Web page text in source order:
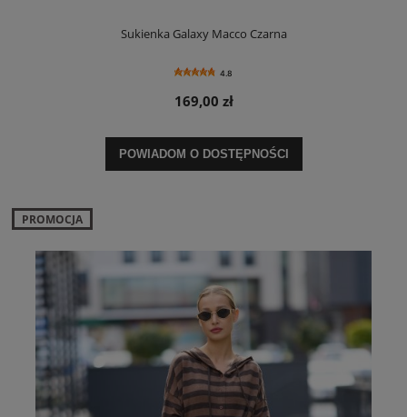
Sukienka Galaxy Macco Czarna
4.8
169,00 zł
POWIADOM O DOSTĘPNOŚCI
PROMOCJA